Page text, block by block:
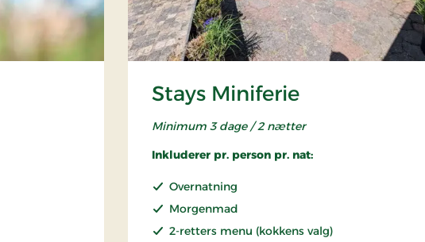
Stays Miniferie
Minimum 3 dage / 2 nætter
Inkluderer pr. person pr. nat:
Overnatning
Morgenmad
2-retters menu (kokkens valg)